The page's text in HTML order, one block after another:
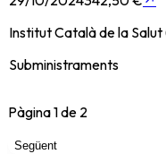
Institut Català de la Salut
Subministraments
Pàgina1de 2
Següent